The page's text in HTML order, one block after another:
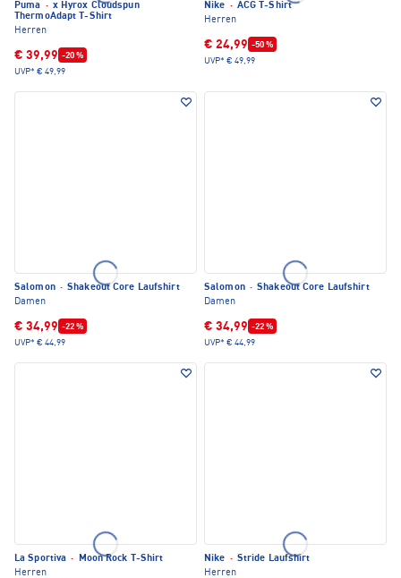
Puma · x Hyrox Cloudspun
ThermoAdapt T-Shirt
Herren
€ 39,99 -20 %
UVP* € 49,99
Nike · ACG T-Shirt
Herren
€ 24,99 -50 %
UVP* € 49,99
Salomon · Shakeout Core Laufshirt
Damen
€ 34,99 -22 %
UVP* € 44,99
Salomon · Shakeout Core Laufshirt
Damen
€ 34,99 -22 %
UVP* € 44,99
La Sportiva ·
Moon Rock T-Shirt
Herren
Nike · Stride Laufshirt
Herren